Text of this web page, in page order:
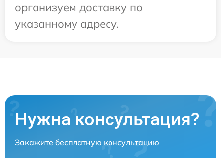
организуем доставку по
указанному адресу.
Нужна консультация?
Закажите бесплатную консультацию